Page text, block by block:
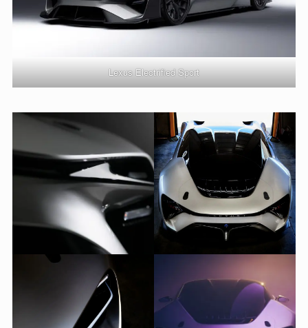
Lexus Electrified Sport